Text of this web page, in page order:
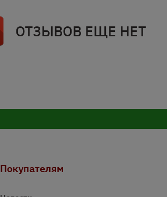
ОТЗЫВОВ ЕЩЕ НЕТ
Покупателям